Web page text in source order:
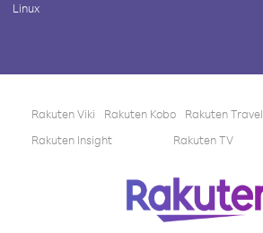
Linux
Rakuten Viki Rakuten Kobo Rakuten Travel
Rakuten Insight
Rakuten TV